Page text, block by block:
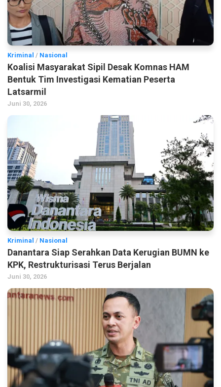
Kriminal / Nasional
Koalisi Masyarakat Sipil Desak Komnas HAM
Bentuk Tim Investigasi Kematian Peserta
Latsarmil
Juni 30, 2026
Kriminal / Nasional
Danantara Siap Serahkan Data Kerugian BUMN ke
KPK, Restrukturisasi Terus Berjalan
Juni 30, 2026